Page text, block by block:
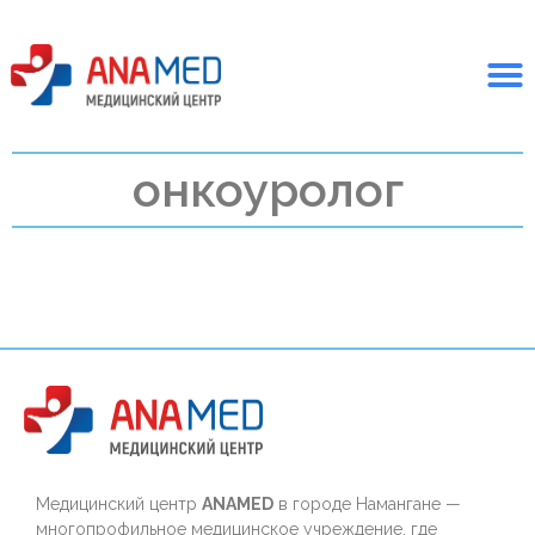
онкоуролог
Медицинский центр ANAMED в городе Намангане —
многопрофильное медицинское учреждение, где